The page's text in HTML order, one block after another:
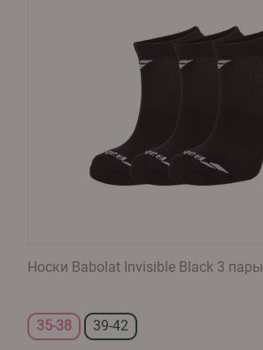
Носки Babolat Invisible Black 3 пары
35-38 39-42